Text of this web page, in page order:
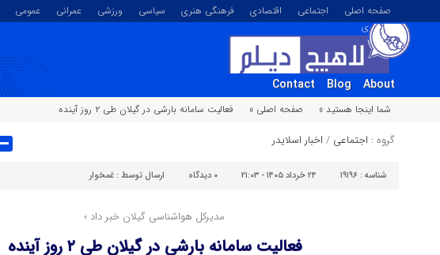
صفحه اصلی اجتماعی اقتصادی فرهنگی هنری سیاسی ورزشی عمرانی عمومی
تصویری
About
Blog
Contact
شما اینجا هستید »
صفحه اصلی » فعالیت سامانه بارشی در گیلان طی ۲ روز آینده
گروه : اجتماعی / اخبار اسلایدر
شناسه : ۱۹۱۹۶ ۲۴ خرداد ۱۴۰۵ - ۲۱:۰۳ ۰ دیدگاه ارسال توسط : غمخوار
مدیرکل هواشناسی گیلان خبر داد ؛
فعالیت سامانه بارشی در گیلان طی ۲ روز آینده